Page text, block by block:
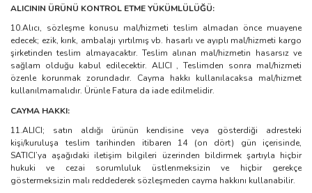
ALICININ ÜRÜNÜ KONTROL ETME YÜKÜMLÜLÜĞÜ:
10.Alıcı, sözleşme konusu mal/hizmeti teslim almadan önce muayene
edecek; ezik, kırık, ambalajı yırtılmış vb. hasarlı ve ayıplı mal/hizmeti kargo
şirketinden teslim almayacaktır. Teslim alınan mal/hizmetin hasarsız ve
sağlam olduğu kabul edilecektir. ALICI , Teslimden sonra mal/hizmeti
özenle korunmak zorundadır. Cayma hakkı kullanılacaksa mal/hizmet
kullanılmamalıdır. Ürünle Fatura da iade edilmelidir.
CAYMA HAKKI:
11.ALICI; satın aldığı ürünün kendisine veya gösterdiği adresteki
kişi/kuruluşa teslim tarihinden itibaren 14 (on dört) gün içerisinde,
SATICI’ya aşağıdaki iletişim bilgileri üzerinden bildirmek şartıyla hiçbir
hukuki ve cezai sorumluluk üstlenmeksizin ve hiçbir gerekçe
göstermeksizin malı reddederek sözleşmeden cayma hakkını kullanabilir.